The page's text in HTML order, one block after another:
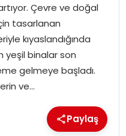
Çevre ve doğal
tasarlanan
kıyaslandığında
yeşil binalar son
gelmeye başladı.
ve…
Paylaş